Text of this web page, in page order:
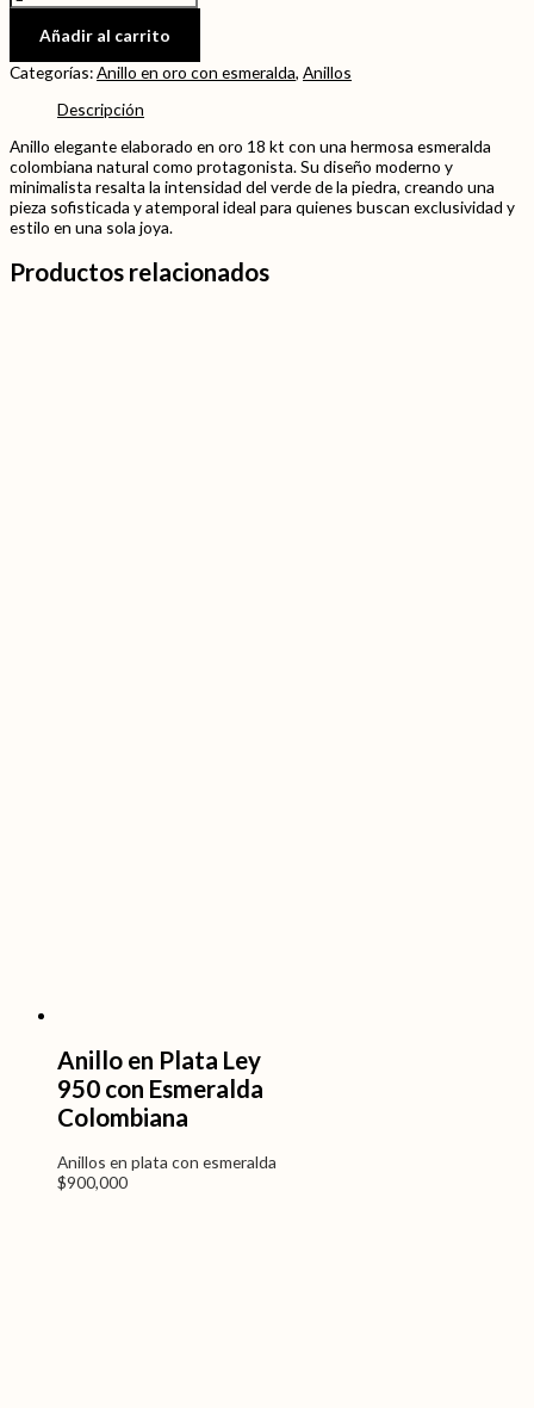
Añadir al carrito
Categorías:Anillo en oro con esmeralda, Anillos
Descripción
Anillo elegante elaborado en oro 18 kt con una hermosa esmeralda
colombiana natural como protagonista. Su diseño moderno y
minimalista resalta la intensidad del verde de la piedra, creando una
pieza sofisticada y atemporal ideal para quienes buscan exclusividad y
estilo en una sola joya.
Productos relacionados
Anillo en Plata Ley
950 con Esmeralda
Colombiana
Anillos en plata con esmeralda
$900,000